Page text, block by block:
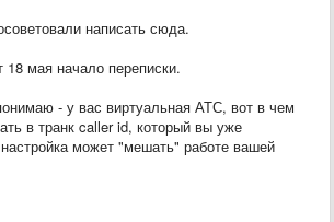
написать сюда.
мая начало переписки.
- у вас виртуальная АТС, вот в чем
в транк caller id, который вы уже
может "мешать" работе вашей